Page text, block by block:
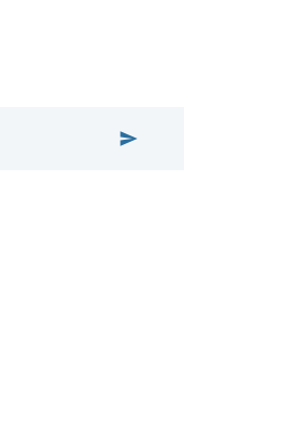
send